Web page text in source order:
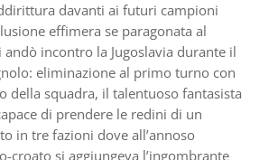
davanti ai futuri campioni
effimera se paragonata al
andò incontro la Jugoslavia durante il
eliminazione al primo turno con
della squadra, il talentuoso fantasista
di prendere le redini di un
in tre fazioni dove all’annoso
croato si aggiungeva l’ingombrante